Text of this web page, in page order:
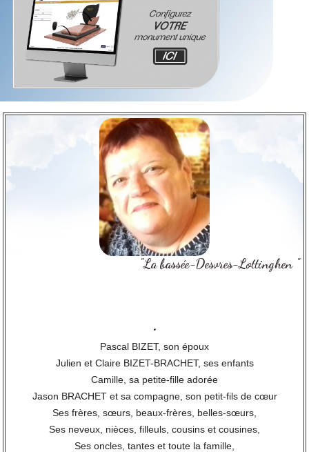
"La bassée-Desvres-Lottinghen "
.
Pascal BIZET, son époux
Julien et Claire BIZET-BRACHET, ses enfants
Camille, sa petite-fille adorée
Jason BRACHET et sa compagne, son petit-fils de cœur
Ses frères, sœurs, beaux-frères, belles-sœurs,
Ses neveux, nièces, filleuls, cousins et cousines,
Ses oncles, tantes et toute la famille,